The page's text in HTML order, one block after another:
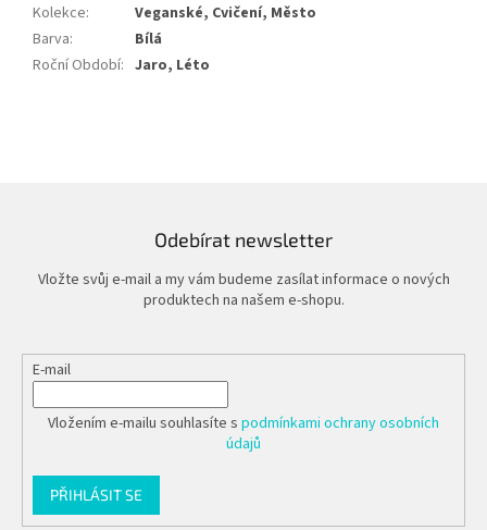
Kolekce:
Veganské, Cvičení, Město
Barva:
Bílá
Roční Období: Jaro, Léto
Odebírat newsletter
Vložte svůj e-mail a my vám budeme zasílat informace o nových
produktech na našem e-shopu.
E-mail
Vložením e-mailu souhlasíte s podmínkami ochrany osobních
údajů
PŘIHLÁSIT SE